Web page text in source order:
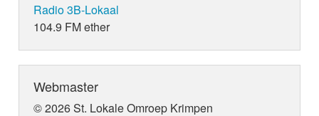
Radio 3B-Lokaal
104.9 FM ether
Webmaster
© 2026 St. Lokale Omroep Krimpen